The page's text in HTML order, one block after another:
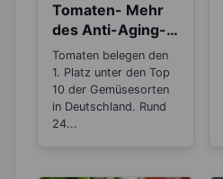
Tomaten- Mehr
des Anti-Aging-
Stoffs Lycopin
durchs
Einkochen?
Tomaten belegen den
1. Platz unter den Top
10 der Gemüsesorten
in Deutschland. Rund
24...